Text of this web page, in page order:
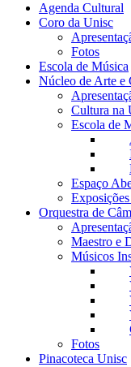
Agenda Cultural
Coro da Unisc
Fotos
Escola de Música
Núcleo de Arte e
Cultura na
Escola de
Espaço
Orquestra de
Maestro e
Músicos
Fotos
Pinacoteca Unisc